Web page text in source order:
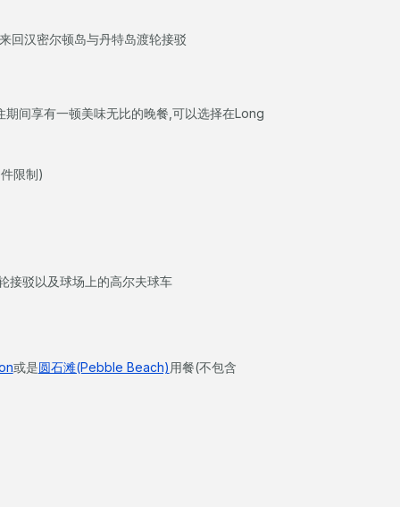
回汉密尔顿岛与丹特岛渡轮接驳
间享有一顿美味无比的晚餐,可以选择在Long
限制)
接驳以及球场上的高尔夫球车
或是圆石滩(Pebble Beach) 用餐(不包含